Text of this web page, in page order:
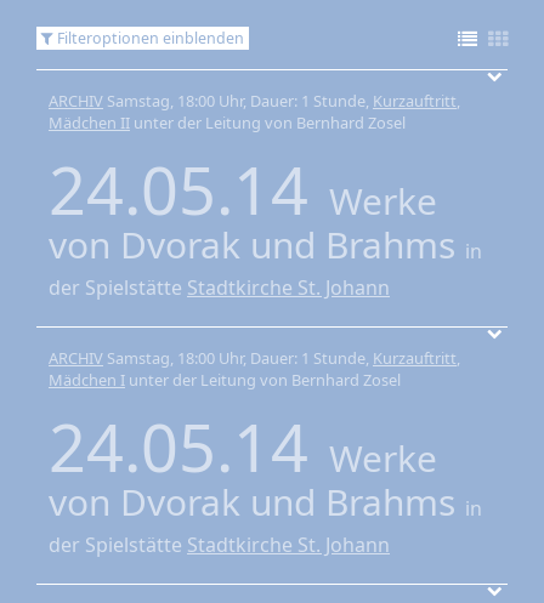
Filteroptionen einblenden
ARCHIV Samstag, 18:00 Uhr, Dauer: 1 Stunde, Kurzauftritt,
Mädchen II unter der Leitung von Bernhard Zosel
24.05.14 Werke
von Dvorak und Brahms in
der Spielstätte Stadtkirche St. Johann
ARCHIV Samstag, 18:00 Uhr, Dauer: 1 Stunde, Kurzauftritt,
Mädchen I unter der Leitung von Bernhard Zosel
24.05.14 Werke
von Dvorak und Brahms in
der Spielstätte Stadtkirche St. Johann